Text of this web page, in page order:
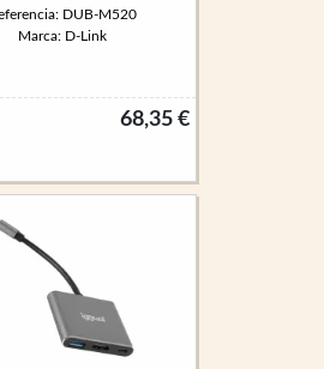
DUB-M520
Marca: D-Link
68,35 €